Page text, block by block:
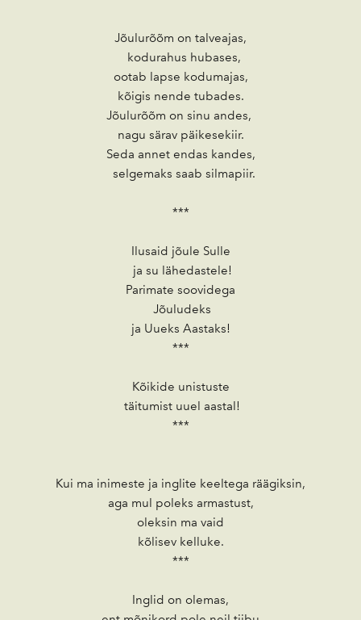
Jõulurõõm on talveajas,
kodurahus hubases,
ootab lapse kodumajas,
kõigis nende tubades.
Jõulurõõm on sinu andes,
nagu särav päikesekiir.
Seda annet endas kandes,
selgemaks saab silmapiir.
***
Ilusaid jõule Sulle
ja su lähedastele!
Parimate soovidega
Jõuludeks
ja Uueks Aastaks!
***
Kõikide unistuste
täitumist uuel aastal!
***
Kui ma inimeste ja inglite keeltega räägiksin,
aga mul poleks armastust,
oleksin ma vaid
kõlisev kelluke.
***
Inglid on olemas,